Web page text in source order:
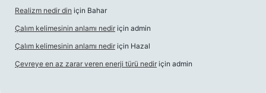
Realizm nedir din için Bahar
Çalım kelimesinin anlamı nedir için admin
Çalım kelimesinin anlamı nedir için Hazal
Çevreye en az zarar veren enerji türü nedir için admin